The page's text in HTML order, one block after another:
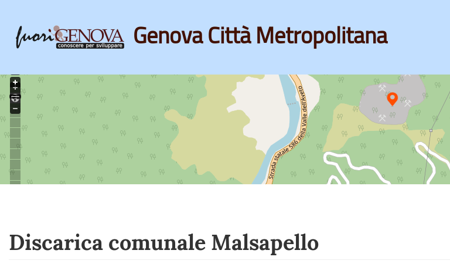
Skip
main
content
Genova Città Metropolitana
Discarica comunale Malsapello